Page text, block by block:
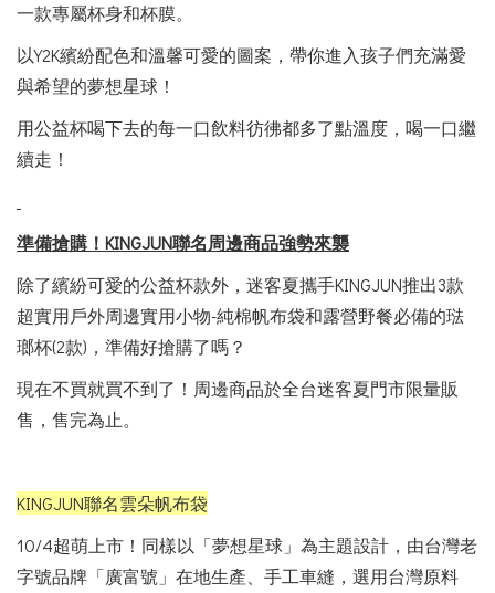
一款專屬杯身和杯膜。
以Y2K繽紛配色和溫馨可愛的圖案，帶你進入孩子們充滿愛
與希望的夢想星球！
用公益杯喝下去的每一口飲料彷彿都多了點溫度，喝一口繼
續走！
準備搶購！KINGJUN聯名周邊商品強勢來襲
除了繽紛可愛的公益杯款外，迷客夏攜手KINGJUN推出3款
超實用戶外周邊實用小物-純棉帆布袋和露營野餐必備的琺
瑯杯(2款)，準備好搶購了嗎？
現在不買就買不到了！周邊商品於全台迷客夏門市限量販
售，售完為止。
KINGJUN聯名雲朵帆布袋
10/4超萌上市！同樣以「夢想星球」為主題設計，由台灣老
字號品牌「廣富號」在地生產、手工車縫，選用台灣原料